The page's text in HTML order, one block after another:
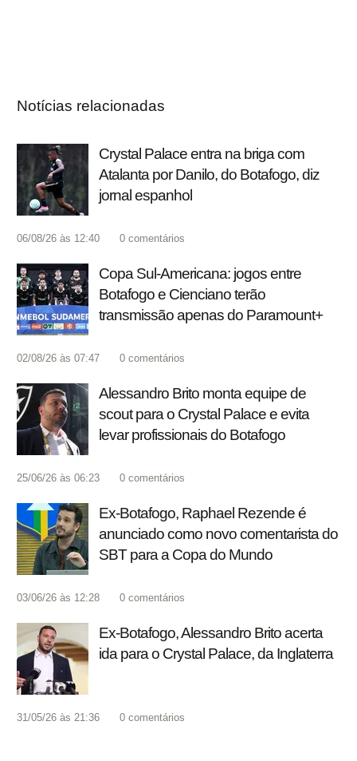
Notícias relacionadas
Crystal Palace entra na briga com
Atalanta por Danilo, do Botafogo, diz
jornal espanhol
06/08/26 às 12:40 0 comentários
Copa Sul-Americana: jogos entre
Botafogo e Cienciano terão
transmissão apenas do Paramount+
02/08/26 às 07:47 0 comentários
Alessandro Brito monta equipe de
scout para o Crystal Palace e evita
levar profissionais do Botafogo
25/06/26 às 06:23 0 comentários
Ex-Botafogo, Raphael Rezende é
anunciado como novo comentarista do
SBT para a Copa do Mundo
03/06/26 às 12:28 0 comentários
Ex-Botafogo, Alessandro Brito acerta
ida para o Crystal Palace, da Inglaterra
31/05/26 às 21:36 0 comentários